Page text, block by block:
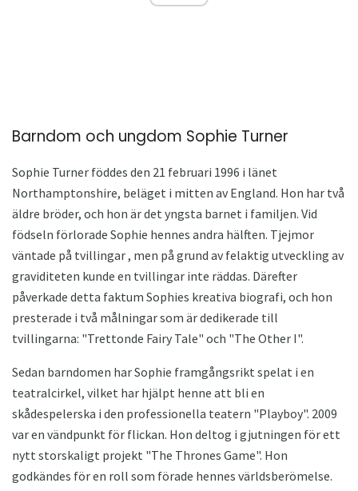
Barndom och ungdom Sophie Turner
Sophie Turner föddes den 21 februari 1996 i länet
Northamptonshire, beläget i mitten av England. Hon har två
äldre bröder, och hon är det yngsta barnet i familjen. Vid
födseln förlorade Sophie hennes andra hälften. Tjejmor
väntade på tvillingar , men på grund av felaktig utveckling av
graviditeten kunde en tvillingar inte räddas. Därefter
påverkade detta faktum Sophies kreativa biografi, och hon
presterade i två målningar som är dedikerade till
tvillingarna: "Trettonde Fairy Tale" och "The Other I".
Sedan barndomen har Sophie framgångsrikt spelat i en
teatralcirkel, vilket har hjälpt henne att bli en
skådespelerska i den professionella teatern "Playboy". 2009
var en vändpunkt för flickan. Hon deltog i gjutningen för ett
nytt storskaligt projekt "The Thrones Game". Hon
godkändes för en roll som förade hennes världsberömelse.